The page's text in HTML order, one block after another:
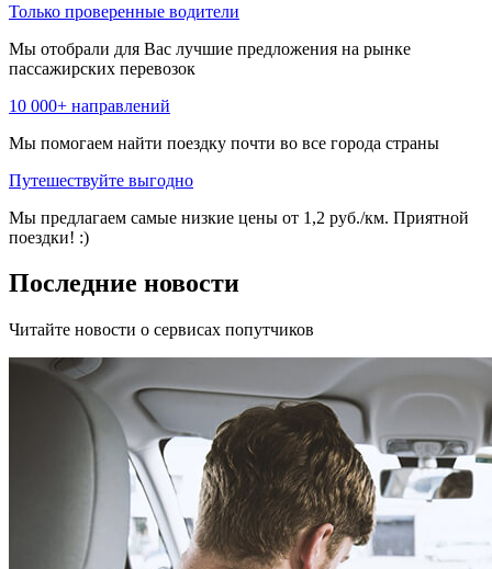
Только проверенные водители
Мы отобрали для Вас лучшие предложения на рынке
пассажирских перевозок
10 000+ направлений
Мы помогаем найти поездку почти во все города страны
Путешествуйте выгодно
Мы предлагаем самые низкие цены от 1,2 руб./км. Приятной
поездки! :)
Последние новости
Читайте новости о сервисах попутчиков